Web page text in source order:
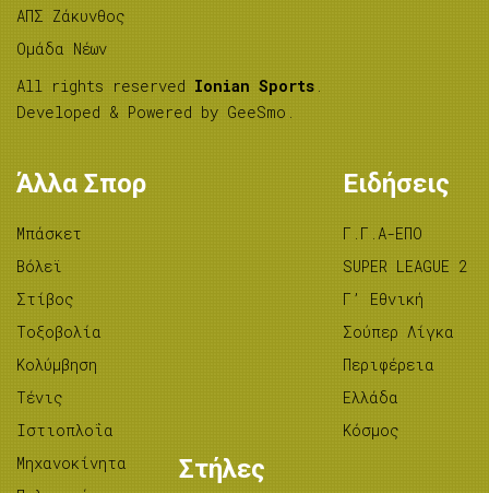
ΑΠΣ Ζάκυνθος
Ομάδα Νέων
All rights reserved Ionian Sports .
Developed & Powered by GeeSmo .
Άλλα Σπορ
Μπάσκετ
Βόλεϊ
Στίβος
Tοξοβολία
Κολύμβηση
Τένις
Ιστιοπλοΐα
Μηχανοκίνητα
Ειδήσεις
Γ.Γ.Α-ΕΠΟ
SUPER LEAGUE 2
Γ’ Εθνική
Σούπερ Λίγκα
Περιφέρεια
Ελλάδα
Κόσμος
Στήλες